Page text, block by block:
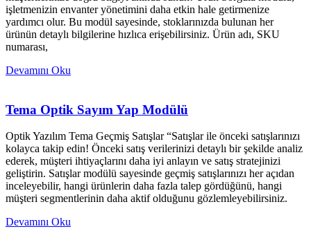
işletmenizin envanter yönetimini daha etkin hale getirmenize
yardımcı olur. Bu modül sayesinde, stoklarınızda bulunan her
ürünün detaylı bilgilerine hızlıca erişebilirsiniz. Ürün adı, SKU
numarası,
Devamını Oku
Tema Optik Sayım Yap Modülü
Optik Yazılım Tema Geçmiş Satışlar “Satışlar ile önceki satışlarınızı
kolayca takip edin! Önceki satış verilerinizi detaylı bir şekilde analiz
ederek, müşteri ihtiyaçlarını daha iyi anlayın ve satış stratejinizi
geliştirin. Satışlar modülü sayesinde geçmiş satışlarınızı her açıdan
inceleyebilir, hangi ürünlerin daha fazla talep gördüğünü, hangi
müşteri segmentlerinin daha aktif olduğunu gözlemleyebilirsiniz.
Devamını Oku